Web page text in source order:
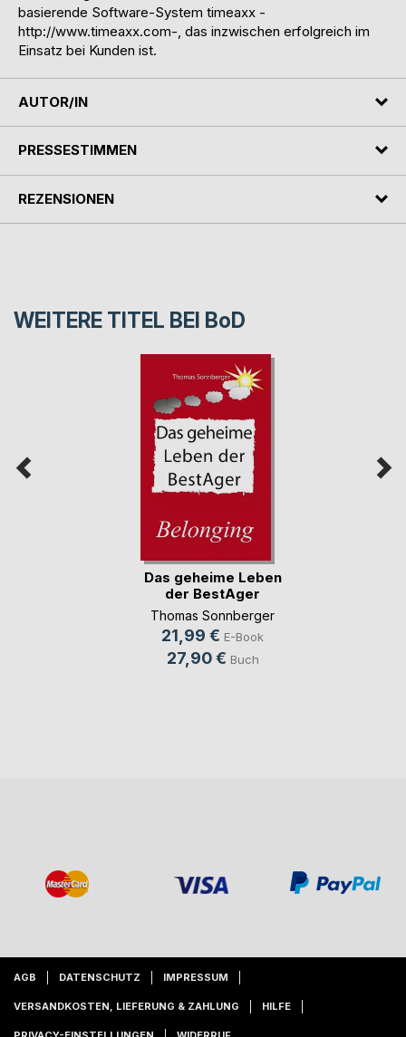
basierende Software-System timeaxx -
http://www.timeaxx.com-, das inzwischen erfolgreich im
Einsatz bei Kunden ist.
AUTOR/IN
PRESSESTIMMEN
REZENSIONEN
WEITERE TITEL BEI BoD
Das geheime Leben
der BestAger
Thomas Sonnberger
21,99 € E-Book
27,90 € Buch
AGB DATENSCHUTZ IMPRESSUM
VERSANDKOSTEN, LIEFERUNG & ZAHLUNG HILFE